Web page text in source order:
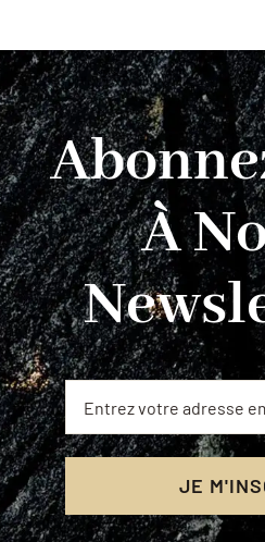
À
JE